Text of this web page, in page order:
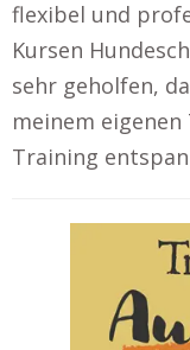
flexibel und
Kursen
sehr geholfen,
meinem
Training